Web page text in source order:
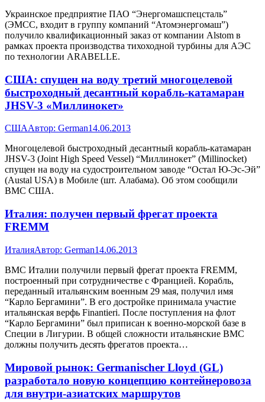
Украинское предприятие ПАО “Энергомашспецсталь”
(ЭМСС, входит в группу компаний “Атомэнергомаш”)
получило квалификационный заказ от компании Alstom в
рамках проекта производства тихоходной турбины для АЭС
по технологии ARABELLE.
США: спущен на воду третий многоцелевой
быстроходный десантный корабль-катамаран
JHSV-3 «Миллинокет»
СШААвтор: German14.06.2013
Многоцелевой быстроходный десантный корабль-катамаран
JHSV-3 (Joint High Speed Vessel) “Миллинокет” (Millinocket)
спущен на воду на судостроительном заводе “Остал Ю-Эс-Эй”
(Austal USA) в Мобиле (шт. Алабама). Об этом сообщили
ВМС США.
Италия: получен первый фрегат проекта
FREMM
ИталияАвтор: German14.06.2013
ВМС Италии получили первый фрегат проекта FREMM,
построенный при сотрудничестве с Францией. Корабль,
переданный итальянским военным 29 мая, получил имя
“Карло Бергамини”. В его достройке принимала участие
итальянская верфь Finantieri. После поступления на флот
“Карло Бергамини” был приписан к военно-морской базе в
Специи в Лигурии. В общей сложности итальянские ВМС
должны получить десять фрегатов проекта…
Мировой рынок: Germanischer Lloyd (GL)
разработало новую концепцию контейнеровоза
для внутри-азиатских маршрутов